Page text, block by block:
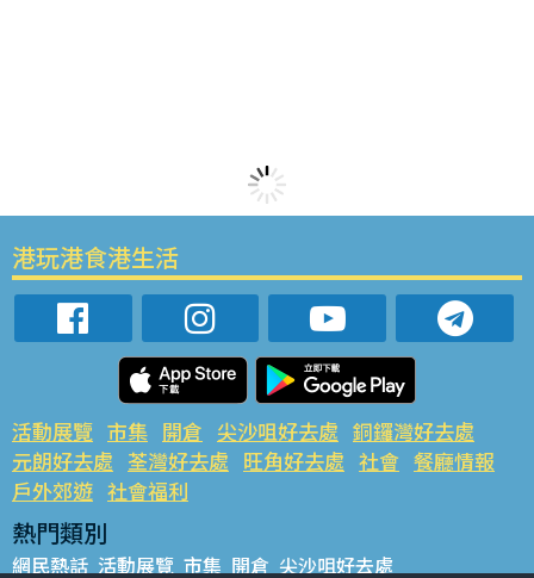
港玩港食港生活
活動展覽 市集 開倉 尖沙咀好去處 銅鑼灣好去處
元朗好去處 荃灣好去處 旺角好去處 社會 餐廳情報
戶外郊遊 社會福利
熱門類別
網民熱話 活動展覽 市集 開倉 尖沙咀好去處